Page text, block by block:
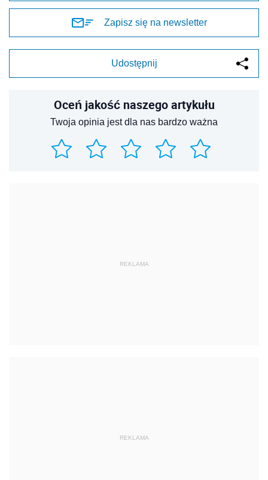
Zapisz się na newsletter
Udostępnij
Oceń jakość naszego artykułu
Twoja opinia jest dla nas bardzo ważna
REKLAMA
REKLAMA